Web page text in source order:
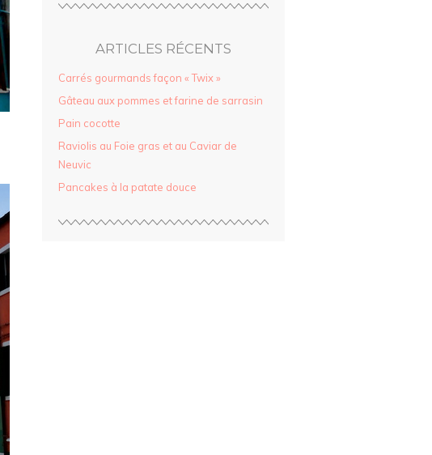
ARTICLES RÉCENTS
Carrés gourmands façon « Twix »
Gâteau aux pommes et farine de sarrasin
Pain cocotte
Raviolis au Foie gras et au Caviar de
Neuvic
Pancakes à la patate douce